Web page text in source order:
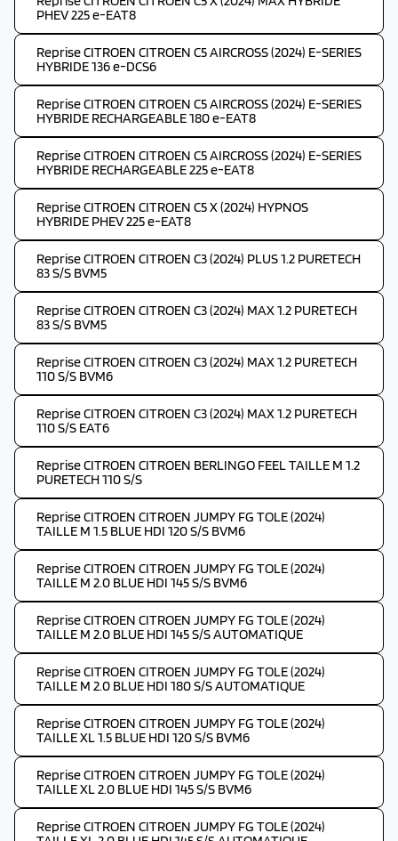
PHEV 225 e-EAT8
Reprise CITROEN CITROEN C5 AIRCROSS (2024) E-SERIES
HYBRIDE 136 e-DCS6
Reprise CITROEN CITROEN C5 AIRCROSS (2024) E-SERIES
HYBRIDE RECHARGEABLE 180 e-EAT8
Reprise CITROEN CITROEN C5 AIRCROSS (2024) E-SERIES
HYBRIDE RECHARGEABLE 225 e-EAT8
Reprise CITROEN CITROEN C5 X (2024) HYPNOS
HYBRIDE PHEV 225 e-EAT8
Reprise CITROEN CITROEN C3 (2024) PLUS 1.2 PURETECH
83 S/S BVM5
Reprise CITROEN CITROEN C3 (2024) MAX 1.2 PURETECH
83 S/S BVM5
Reprise CITROEN CITROEN C3 (2024) MAX 1.2 PURETECH
110 S/S BVM6
Reprise CITROEN CITROEN C3 (2024) MAX 1.2 PURETECH
110 S/S EAT6
Reprise CITROEN CITROEN BERLINGO FEEL TAILLE M 1.2
PURETECH 110 S/S
Reprise CITROEN CITROEN JUMPY FG TOLE (2024)
TAILLE M 1.5 BLUE HDI 120 S/S BVM6
Reprise CITROEN CITROEN JUMPY FG TOLE (2024)
TAILLE M 2.0 BLUE HDI 145 S/S BVM6
Reprise CITROEN CITROEN JUMPY FG TOLE (2024)
TAILLE M 2.0 BLUE HDI 145 S/S AUTOMATIQUE
Reprise CITROEN CITROEN JUMPY FG TOLE (2024)
TAILLE M 2.0 BLUE HDI 180 S/S AUTOMATIQUE
Reprise CITROEN CITROEN JUMPY FG TOLE (2024)
TAILLE XL 1.5 BLUE HDI 120 S/S BVM6
Reprise CITROEN CITROEN JUMPY FG TOLE (2024)
TAILLE XL 2.0 BLUE HDI 145 S/S BVM6
Reprise CITROEN CITROEN JUMPY FG TOLE (2024)